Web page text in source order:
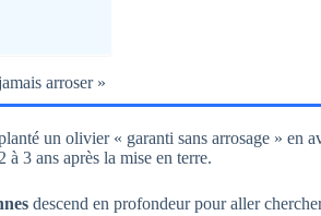
arroser »
un olivier « garanti sans arrosage »
à 3 ans après la mise en terre.
descend en profondeur pour aller